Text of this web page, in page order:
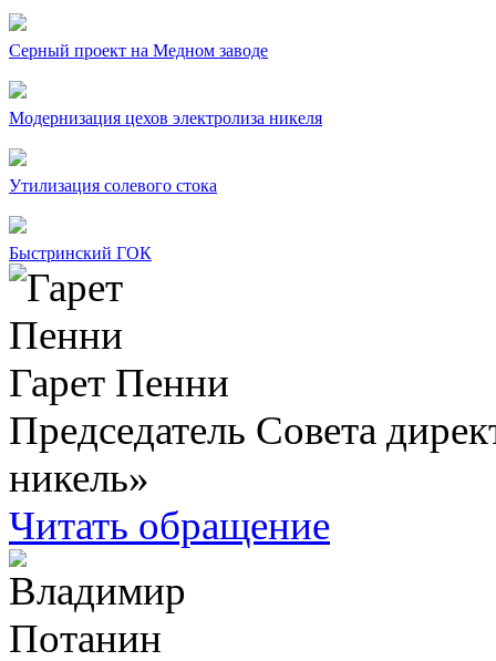
Серный проект на Медном заводе
Модернизация цехов электролиза никеля
Утилизация солевого стока
Быстринский ГОК
Гарет Пенни
Председатель Совета
никель»
Читать обращение